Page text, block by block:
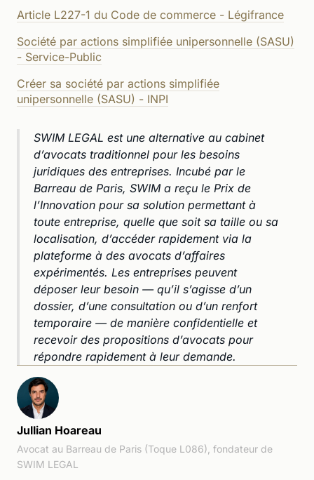
Article L227-1 du Code de commerce - Légifrance
Société par actions simplifiée unipersonnelle (SASU)
- Service-Public
Créer sa société par actions simplifiée
unipersonnelle (SASU) - INPI
SWIM LEGAL est une alternative au cabinet
d’avocats traditionnel pour les besoins
juridiques des entreprises. Incubé par le
Barreau de Paris, SWIM a reçu le Prix de
l’Innovation pour sa solution permettant à
toute entreprise, quelle que soit sa taille ou sa
localisation, d’accéder rapidement via la
plateforme à des avocats d’affaires
expérimentés. Les entreprises peuvent
déposer leur besoin — qu’il s’agisse d’un
dossier, d’une consultation ou d’un renfort
temporaire — de manière confidentielle et
recevoir des propositions d’avocats pour
répondre rapidement à leur demande.
Jullian Hoareau
Avocat au Barreau de Paris (Toque L086), fondateur de
SWIM LEGAL